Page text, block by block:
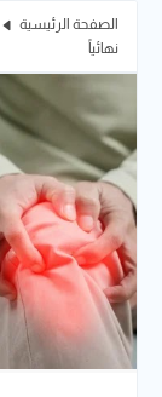
الصفحة الرئيسية
نهائياً